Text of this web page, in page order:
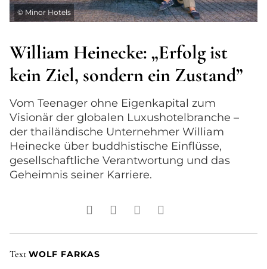
© Minor Hotels
William Heinecke: „Erfolg ist
kein Ziel, sondern ein Zustand”
Vom Teenager ohne Eigenkapital zum
Visionär der globalen Luxushotelbranche –
der thailändische Unternehmer William
Heinecke über buddhistische Einflüsse,
gesellschaftliche Verantwortung und das
Geheimnis seiner Karriere.
Text WOLF FARKAS